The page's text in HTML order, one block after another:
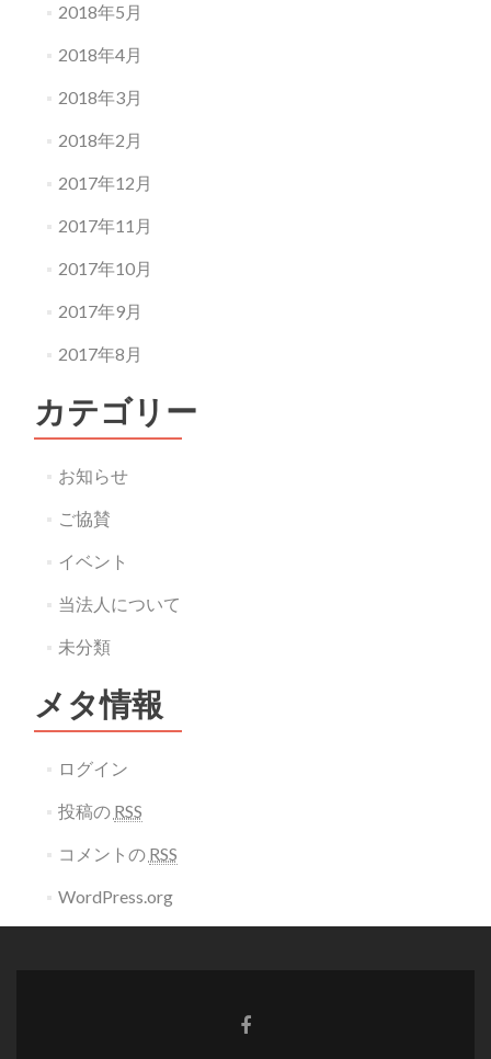
2018年5月
2018年4月
2018年3月
2018年2月
2017年12月
2017年11月
2017年10月
2017年9月
2017年8月
カテゴリー
お知らせ
ご協賛
イベント
当法人について
未分類
メタ情報
ログイン
投稿の RSS
コメントの RSS
WordPress.org
Go